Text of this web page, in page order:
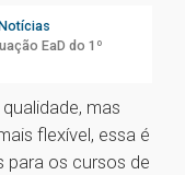
EaD do 1º
mas
flexível, essa é
para os cursos de